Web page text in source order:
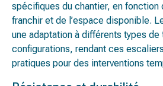
spécifiques du chantier, en fonction
franchir et de l’espace disponible.
une adaptation à différents types de
configurations, rendant ces
pratiques pour des interventions